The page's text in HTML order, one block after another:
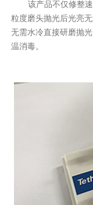
该产品不仅修整
粒度磨头抛光后光亮
无需水冷直接研磨抛
温消毒。